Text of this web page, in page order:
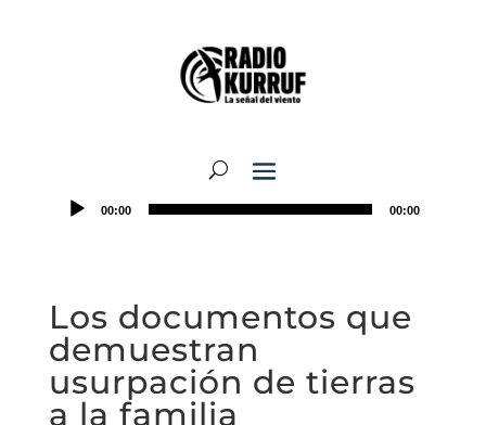
00:00 00:00
Los documentos que
demuestran
usurpación de tierras
a la familia